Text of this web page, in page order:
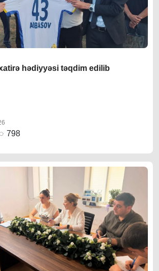
xatirə hədiyyəsi təqdim edilib
798